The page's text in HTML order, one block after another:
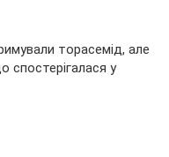
торасемід, але
спостерігалася у